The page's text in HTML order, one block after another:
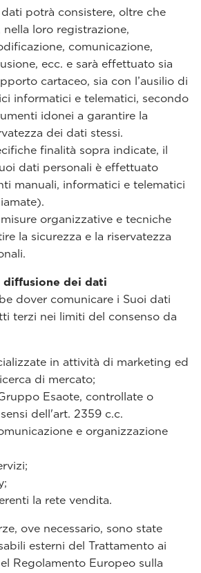
potrà consistere, oltre che
loro registrazione,
comunicazione,
ecc. e sarà effettuato sia
cartaceo, sia con l’ausilio di
informatici e telematici, secondo
idonei a garantire la
dei dati stessi.
finalità sopra indicate, il
dati personali è effettuato
manuali, informatici e telematici
organizzative e tecniche
la sicurezza e la riservatezza
diffusione dei dati
dover comunicare i Suoi dati
terzi nei limiti del consenso da
in attività di marketing ed
di mercato;
Esaote, controllate o
dell'art. 2359 c.c.
e organizzazione
la rete vendita.
ove necessario, sono state
esterni del Trattamento ai
Regolamento Europeo sulla